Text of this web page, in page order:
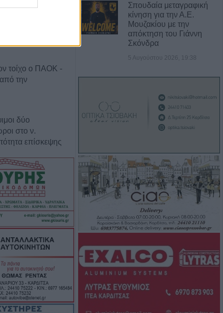
12 χρόνια
τοίχο ο ΠΑΟΚ -
την
δύο
στο ν.
επίσκεψης
στη
από 20
και 13
βόμβας σε
και μέτρα
Ιό του Δυτικού
Κυψέλης
Σπουδαία μεταγραφική
κίνηση για την Α.Ε.
Μουζακίου με την
απόκτηση του Γιάννη
Σκόνδρα
5 Αυγούστου 2026, 19:38